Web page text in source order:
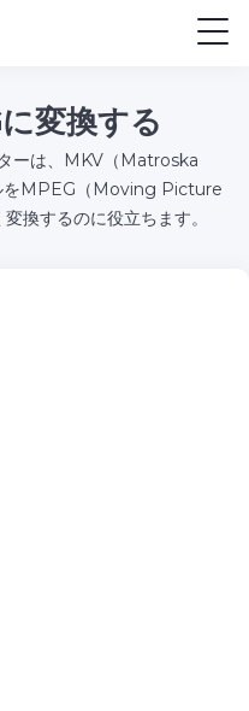
変換する
ーは、MKV（Matroska
MPEG（Moving Picture
換するのに役立ちます。